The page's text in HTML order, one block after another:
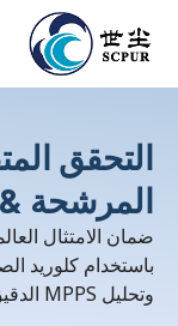
التحقق
المرشحة &
باستخدام كلوريد
وتحليل MPPS الدقيق.